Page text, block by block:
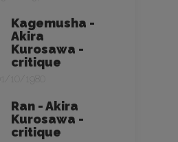
Kagemusha -
Akira
Kurosawa -
critique
01/10/1980
Ran - Akira
Kurosawa -
critique